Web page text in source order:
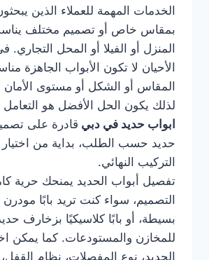
الخدمات المهمة للعملاء الذين
بمقاس خاص أو تصميم مختلف
المنزل أو الفيلا أو المحل التجاري.
الأحيان لا تكون الأبواب الجاهزة
المقاس أو الشكل أو مستوى
لذلك يكون الحل الأفضل هو التعامل
ابواب حديد في دبي قادرة على
حديد حسب الطلب، بداية من
التركيب النهائي.
تفصيل أبواب الحديد يمنحك حرية
التصميم، سواء كنت تريد بابًا
بسيطة، أو بابًا كلاسيكيًا بزخارف
للمخازن والمستودعات. كما يمكن
الحديد، نوع المفصلات، نظام